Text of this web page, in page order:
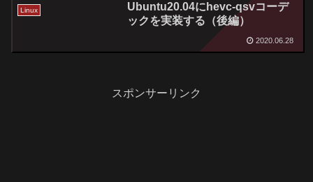
Linux
Ubuntu20.04にhevc-qsvコーデ
ックを実装する（後編）
2020.06.28
スポンサーリンク